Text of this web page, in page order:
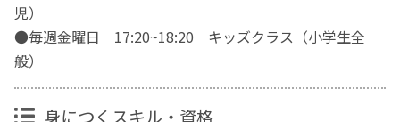
児）
●毎週金曜日 17:20~18:20 キッズクラス（小学生全
般）
身につくスキル・資格